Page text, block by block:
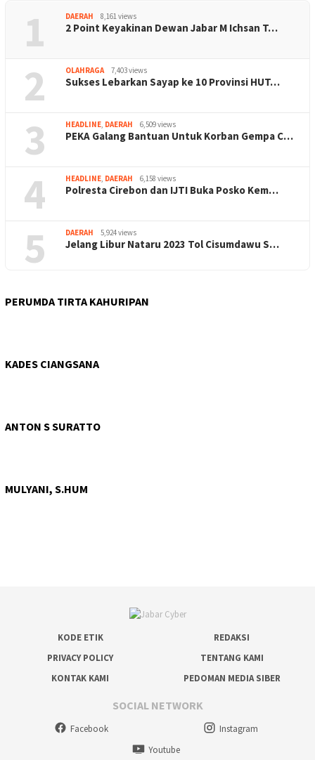
1 DAERAH 8,161 views
2 Point Keyakinan Dewan Jabar M Ichsan T…
2 OLAHRAGA 7,403 views
Sukses Lebarkan Sayap ke 10 Provinsi HUT…
3 HEADLINE, DAERAH 6,509 views
PEKA Galang Bantuan Untuk Korban Gempa C…
4 HEADLINE, DAERAH 6,158 views
Polresta Cirebon dan IJTI Buka Posko Kem…
5 DAERAH 5,924 views
Jelang Libur Nataru 2023 Tol Cisumdawu S…
PERUMDA TIRTA KAHURIPAN
KADES CIANGSANA
ANTON S SURATTO
MULYANI, S.HUM
KODE ETIK
REDAKSI
PRIVACY POLICY
TENTANG KAMI
KONTAK KAMI
PEDOMAN MEDIA SIBER
SOCIAL NETWORK
Facebook
Instagram
Youtube